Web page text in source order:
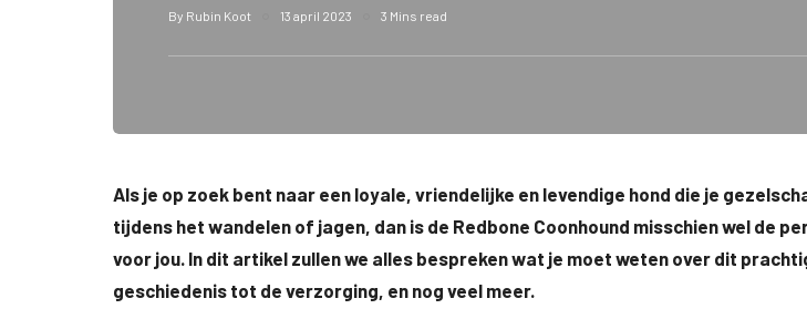
By Rubin Koot 13 april 2023 3 Mins read
Als je op zoek bent naar een loyale, vriendelijke en levendige hond die je
tijdens het wandelen of jagen, dan is de Redbone Coonhound misschien wel de
voor jou. In dit artikel zullen we alles bespreken wat je moet weten over dit
geschiedenis tot de verzorging, en nog veel meer.